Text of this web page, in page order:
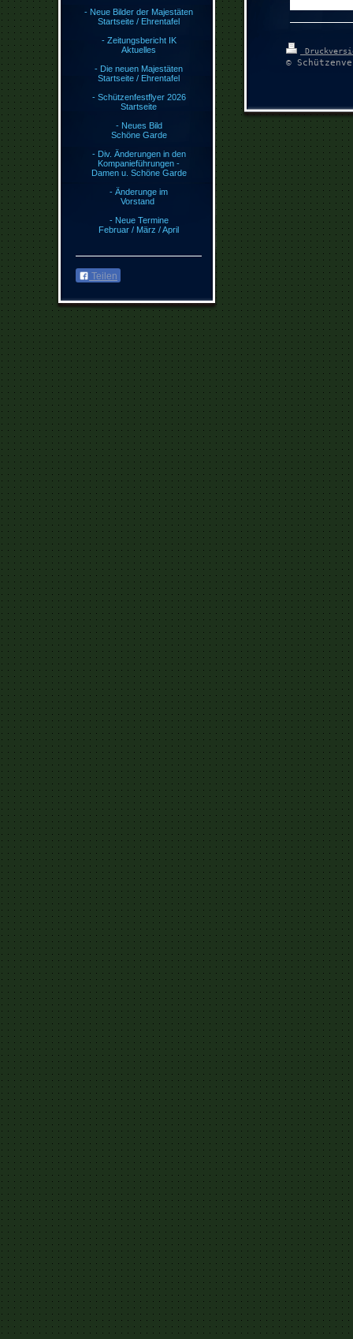
©
- Neue Bilder der Majestäten
Startseite / Ehrentafel
- Zeitungsbericht IK
Aktuelles
- Die neuen Majestäten
Startseite / Ehrentafel
- Schützenfestflyer 2026
Startseite
- Neues Bild
Schöne Garde
- Div. Änderungen in den
Kompanieführungen -
Damen u. Schöne Garde
- Änderunge im
Vorstand
- Neue Termine
Februar / März / April
Teilen